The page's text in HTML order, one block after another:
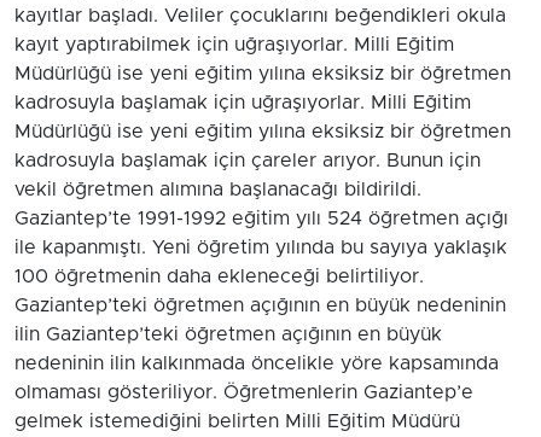
kayıtlar başladı. Veliler çocuklarını beğendikleri okula
kayıt yaptırabilmek için uğraşıyorlar. Milli Eğitim
Müdürlüğü ise yeni eğitim yılına eksiksiz bir öğretmen
kadrosuyla başlamak için uğraşıyorlar. Milli Eğitim
Müdürlüğü ise yeni eğitim yılına eksiksiz bir öğretmen
kadrosuyla başlamak için çareler arıyor. Bunun için
vekil öğretmen alımına başlanacağı bildirildi.
Gaziantep’te 1991-1992 eğitim yılı 524 öğretmen açığı
ile kapanmıştı. Yeni öğretim yılında bu sayıya yaklaşık
100 öğretmenin daha ekleneceği belirtiliyor.
Gaziantep’teki öğretmen açığının en büyük nedeninin
ilin Gaziantep’teki öğretmen açığının en büyük
nedeninin ilin kalkınmada öncelikle yöre kapsamında
olmaması gösteriliyor. Öğretmenlerin Gaziantep’e
gelmek istemediğini belirten Milli Eğitim Müdürü